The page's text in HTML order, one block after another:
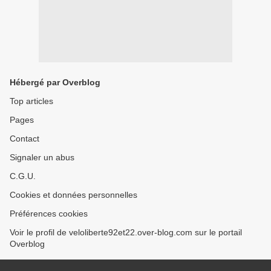
Hébergé par Overblog
Top articles
Pages
Contact
Signaler un abus
C.G.U.
Cookies et données personnelles
Préférences cookies
Voir le profil de veloliberte92et22.over-blog.com sur le portail
Overblog